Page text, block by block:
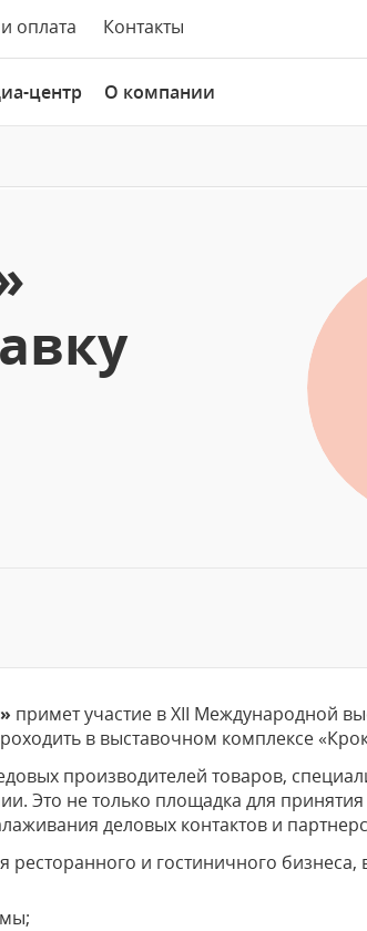
оплата Контакты
центр О компании
примет участие в XII Международной
в выставочном комплексе
производителей товаров,
Это не только площадка для
деловых контактов и
ресторанного и гостиничного